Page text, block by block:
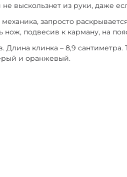
выскользнет из руки, даже
запросто
подвесив к карману, на
Длина клинка – 8,9
и оранжевый.